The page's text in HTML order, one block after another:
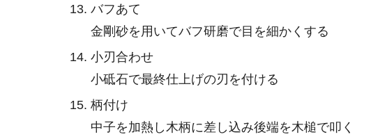
バフあて
金剛砂を用いてバフ研磨で目を細かくする
小刃合わせ
小砥石で最終仕上げの刃を付ける
柄付け
中子を加熱し木柄に差し込み後端を木槌で叩く